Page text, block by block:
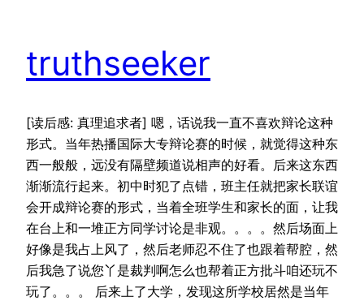
truthseeker
[读后感: 真理追求者] 嗯，话说我一直不喜欢辩论这种
形式。当年热播国际大专辩论赛的时候，就觉得这种东
西一般般，远没有隔壁频道说相声的好看。后来这东西
渐渐流行起来。初中时犯了点错，班主任就把家长联谊
会开成辩论赛的形式，当着全班学生和家长的面，让我
在台上和一堆正方同学讨论是非观。。。。然后场面上
好像是我占上风了，然后老师忍不住了也跟着帮腔，然
后我急了说您丫是裁判啊怎么也帮着正方批斗咱还玩不
玩了。。。 后来上了大学，发现这所学校居然是当年